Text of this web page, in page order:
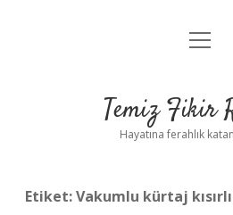
Anasayfa
Yasal
menüyü
Temiz Fikir
Hayatına ferahlık
Etiket:Vakumlu kürtaj